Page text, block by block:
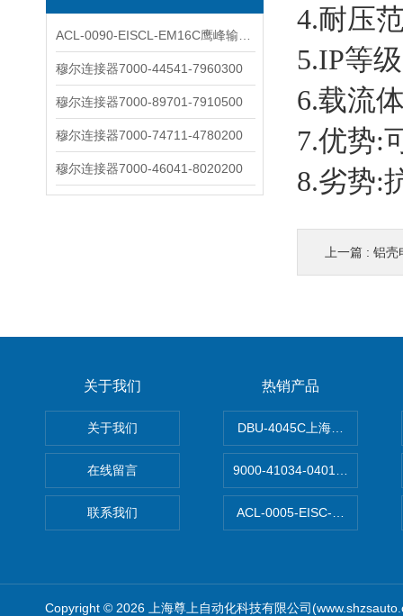
穆尔连接器7000-44541-7960300
穆尔连接器7000-89701-7910500
穆尔连接器7000-74711-4780200
穆尔连接器7000-46041-8020200
4.耐压
5.IP等
6.载流
7.优势:
8.劣势:
上一篇 : 铝壳
关于我们
关于我们
在线留言
联系我们
热销产品
DBU-4045C上海鹰峰制动单
9000-41034-0401000穆尔
ACL-0005-EISC-E2M8C上海
Copyright © 2026 上海尊上自动化科技有限公司